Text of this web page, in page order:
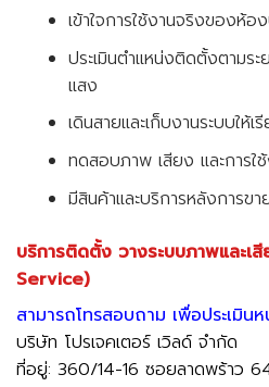
เข้าใจการใช้งานจริงของห้
ประเมินตำแหน่งติดตั้งตามร
แสง
เดินสายและเก็บงานระบบให้เ
ทดสอบภาพ เสียง และการ
มีสินค้าและบริการหลังการขา
บริการติดตั้ง วางระบบภาพและ
Service)
สามารถโทรสอบถาม เพื่อประเมิน
บริษัท โปรเจคเตอร์ เวิลด์ จำกัด
ที่อยู่: 360/14-16 ซอยลาดพร้าว